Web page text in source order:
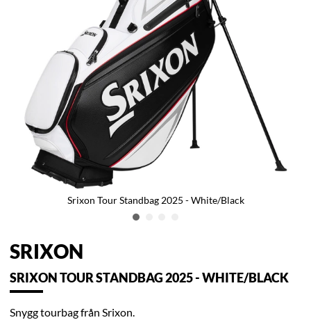
Srixon Tour Standbag 2025 - White/Black
SRIXON
SRIXON TOUR STANDBAG 2025 - WHITE/BLACK
Snygg tourbag från Srixon.